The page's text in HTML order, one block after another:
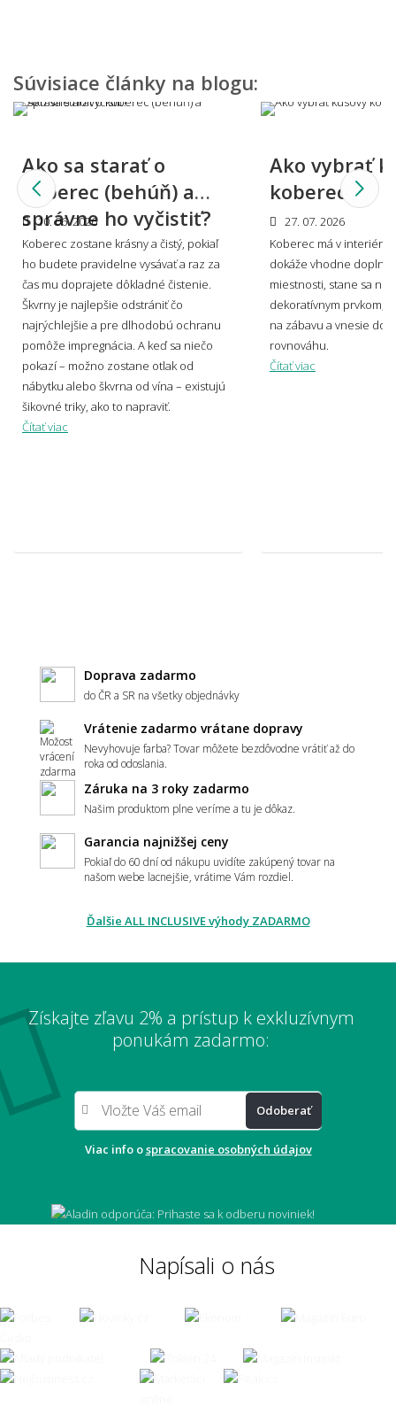
doma?
Viete mi miestnosť namodelovať aj do iného
štýlu interiéru?
🎨 Dizajn farby a štýl
👨‍Odpovede nižšie boli písané v spolupráci s profesionálnym
dizajnérom Miroslavom Holešom.
Aké sú súčasné trendy v motívoch
kobercov?
Ako zladiť koberec s nábytkom a podlahou?
Aký koberec zvoliť do moderného interiéru?
Aký veľký koberec zvoliť pod sedačku?
Aký veľký presah má mať koberec pod
stolom?
Môže mi koberec opticky zväčšiť miestnosť?
👣 Pohodlie a každodenné používanie
Súvisiace články na blogu:
Ako sa starať o
koberec (behúň) a
správne ho vyčistiť?
10. 06. 2026
Koberec zostane krásny a čistý, pokiaľ
ho budete pravidelne vysávať a raz za
čas mu doprajete dôkladné čistenie.
Škvrny je najlepšie odstrániť čo
najrýchlejšie a pre dlhodobú ochranu
pomôže impregnácia. A keď sa niečo
pokazí – možno zostane otlak od
nábytku alebo škvrna od vína – existujú
šikovné triky, ako to napraviť.
Čítať viac
Ako vybrať
koberec?
27. 07. 2026
Koberec má v interiéri
dokáže vhodne doplniť
miestnosti, stane sa
dekoratívnym prvkom,
na zábavu a vnesie do
rovnováhu.
Čítať viac
Doprava zadarmo
do ČR a SR na všetky objednávky
Vrátenie zadarmo vrátane dopravy
Nevyhovuje farba? Tovar môžete bezdôvodne vrátiť až do
roka od odoslania.
Záruka na 3 roky zadarmo
Našim produktom plne veríme a tu je dôkaz.
Garancia najnižšej ceny
Pokiaľ do 60 dní od nákupu uvidíte zakúpený tovar na
našom webe lacnejšie, vrátime Vám rozdiel.
Ďalšie ALL INCLUSIVE výhody ZADARMO
Získajte zľavu 2% a prístup k exkluzívnym
ponukám zadarmo:
Odoberať
Viac info ospracovanie osobných údajov
Napísali o nás